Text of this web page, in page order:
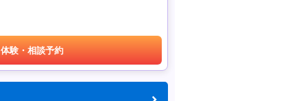
体験・相談予約